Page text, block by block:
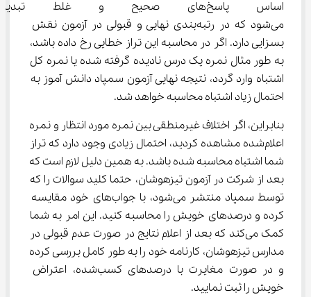
اساس پاسخ‌های صحیح و غلط
می‌شود که در رتبه‌بندی نهایی و قبولی در آزمون نقش
بسزایی دارد. اگر در محاسبه این تراز خطایی رخ داده باشد،
به طور مثال نمره یک درس نادیده گرفته شده یا نمره کل
اشتباه وارد گردد، نتیجه نهایی آزمون سمپاد دانش آموز به
احتمال زیاد اشتباه محاسبه خواهد شد.
بنابراین، اگر اختلاف غیرمنطقی بین نمره مورد انتظار و نمره
اعلام‌شده مشاهده کردید، احتمال زیادی وجود دارد که تراز
شما اشتباه محاسبه شده باشد. به همین دلیل لازم است که
بعد از شرکت در آزمون تیزهوشان، حتما کلید سوالات را که
توسط سمپاد منتشر می‌شود، با جواب‌های خود مقایسه
کرده و درصدهای خویش را محاسبه کنید. این امر به شما
کمک می‌کند که بعد از اعلام نتایج در صورت عدم قبولی در
مدارس تیزهوشان، کارنامه خود را به طور کامل بررسی کرده
و در صورت مغایرت با درصدهای کسب‌شده، اعتراض
خویش را ثبت نمایید.